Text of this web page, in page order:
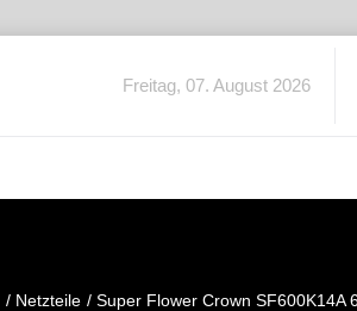
Freitag, 07. August 2026
Netzteile Super Flower Crown SF600K14A